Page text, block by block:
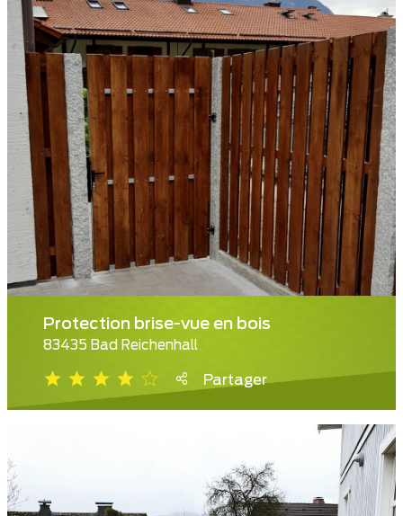
Protection brise-vue en bois
83435 Bad Reichenhall
Partager